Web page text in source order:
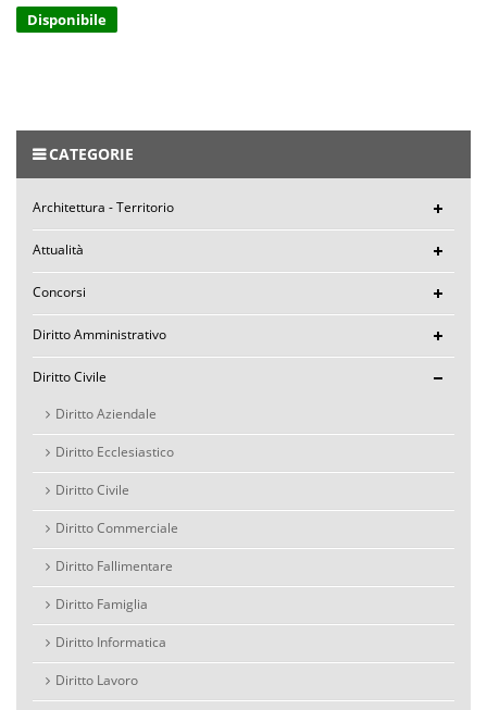
Disponibile
CATEGORIE
Architettura - Territorio
Attualità
Concorsi
Diritto Amministrativo
Diritto Civile
Diritto Aziendale
Diritto Ecclesiastico
Diritto Civile
Diritto Commerciale
Diritto Fallimentare
Diritto Famiglia
Diritto Informatica
Diritto Lavoro